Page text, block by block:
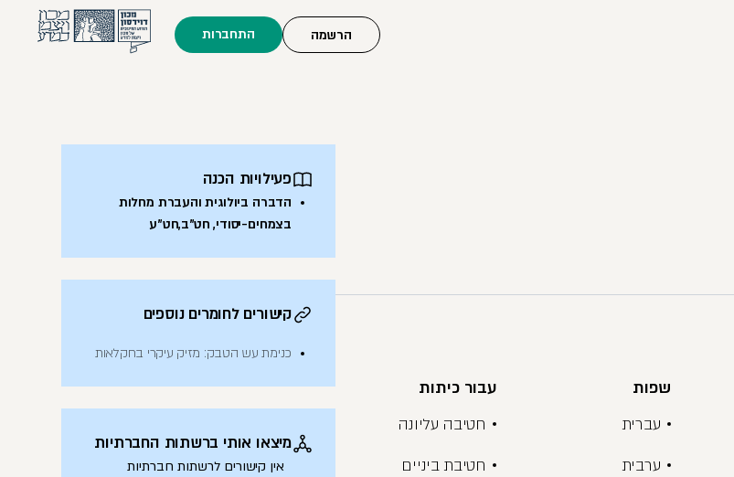
הרשמה התחברות
שפות
עברית
ערבית
עבור כיתות
חטיבה עליונה
חטיבת ביניים
פעילויות הכנה
הדברה ביולוגית והעברת מחלות
בצמחים-יסודי, חט"ב,חט"ע
קישורים לחומרים נוספים
כנימת עש הטבק: מזיק עיקרי בחקלאות
מיצאו אותי ברשתות החברתיות
אין קישורים לרשתות חברתיות